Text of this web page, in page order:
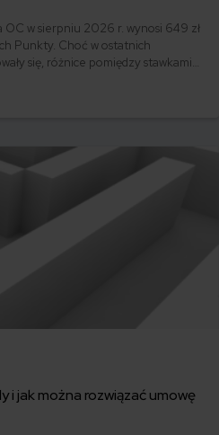
w sierpniu 2026 r. wynosi 649 zł
Punkty. Choć w ostatnich
się, różnice pomiędzy stawkami
znaleźć najtańsze OC w Polsce
i jak można rozwiązać umowę